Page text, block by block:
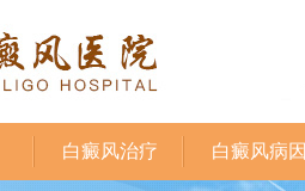
白癜风治疗 白癜风病因